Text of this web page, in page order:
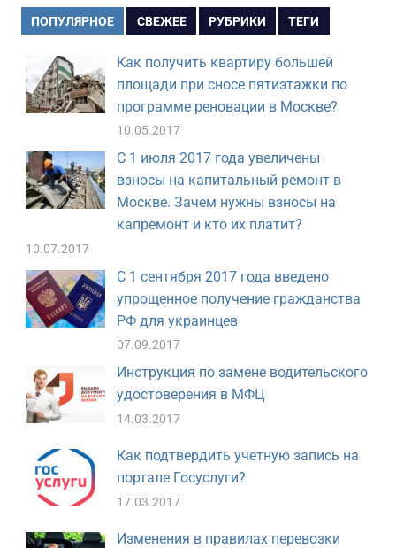
ПОПУЛЯРНОЕ СВЕЖЕЕ РУБРИКИ ТЕГИ
Как получить квартиру большей
площади при сносе пятиэтажки по
программе реновации в Москве?
10.05.2017
С 1 июля 2017 года увеличены
взносы на капитальный ремонт в
Москве. Зачем нужны взносы на
капремонт и кто их платит?
10.07.2017
С 1 сентября 2017 года введено
упрощенное получение гражданства
РФ для украинцев
07.09.2017
Инструкция по замене водительского
удостоверения в МФЦ
14.03.2017
Как подтвердить учетную запись на
портале Госуслуги?
17.03.2017
Изменения в правилах перевозки